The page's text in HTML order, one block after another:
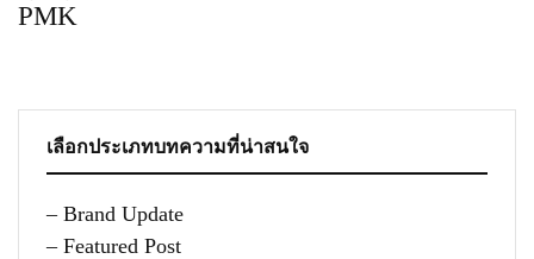
PMK
เลือกประเภทบทความที่น่าสนใจ
– Brand Update
– Featured Post